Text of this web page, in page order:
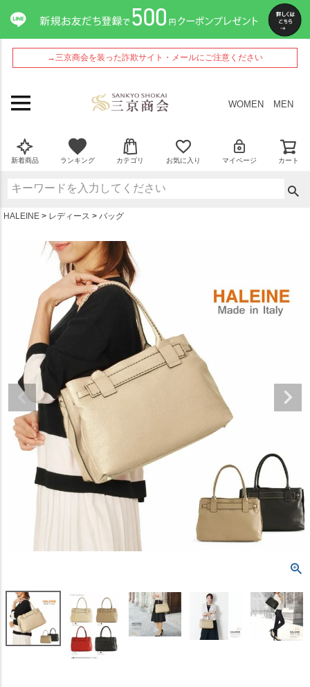
→三京商会を装った詐欺サイト・メールにご注意ください
WOMEN MEN
新着商品 ランキング カテゴリ お気に入り マイページ カート
HALEINE レディース バッグ
ペー
ジト
ップ
へ